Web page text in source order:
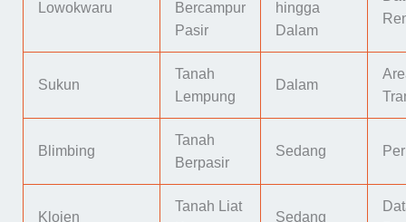
Lowokwaru
Bercampur
Pasir
hingga
Dalam
Sukun
Tanah
Lempung
Dalam
Blimbing
Tanah
Berpasir
Sedang
Klojen
Tanah Liat
Sedang